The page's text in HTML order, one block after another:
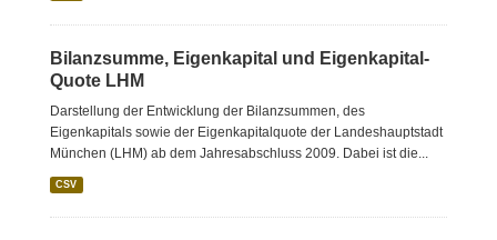
Bilanzsumme, Eigenkapital und Eigenkapital-
Quote LHM
Darstellung der Entwicklung der Bilanzsummen, des
Eigenkapitals sowie der Eigenkapitalquote der Landeshauptstadt
München (LHM) ab dem Jahresabschluss 2009. Dabei ist die...
CSV